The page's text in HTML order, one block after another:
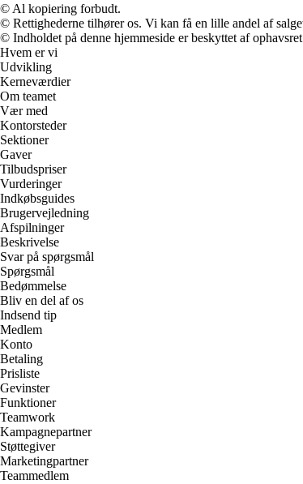
© Al kopiering forbudt.
© Rettighederne tilhører os. Vi kan få en lille andel af
© Indholdet på denne hjemmeside er beskyttet af
Hvem er vi
Udvikling
Kerneværdier
Om teamet
Vær med
Kontorsteder
Sektioner
Gaver
Tilbudspriser
Vurderinger
Indkøbsguides
Brugervejledning
Afspilninger
Beskrivelse
Svar på spørgsmål
Spørgsmål
Bedømmelse
Bliv en del af os
Indsend tip
Medlem
Konto
Betaling
Prisliste
Gevinster
Funktioner
Teamwork
Kampagnepartner
Støttegiver
Marketingpartner
Teammedlem